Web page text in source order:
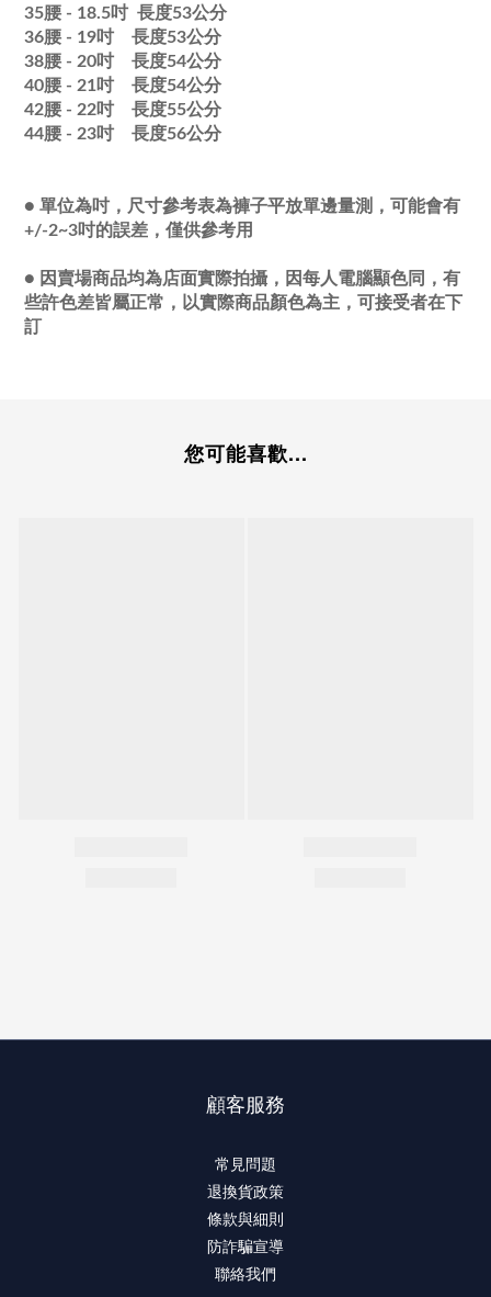
35腰 - 18.5吋 長度53公分
36腰 - 19吋 長度53公分
38腰 - 20吋 長度54公分
40腰 - 21吋 長度54公分
42腰 - 22吋 長度55公分
44腰 - 23吋 長度56公分
● 單位為吋，尺寸參考表為褲子平放單邊量測，可能會有
+/-2~3吋的誤差，僅供參考用
● 因賣場商品均為店面實際拍攝，因每人電腦顯色同，有
些許色差皆屬正常，以實際商品顏色為主，可接受者在下
訂
您可能喜歡...
顧客服務
常見問題
退換貨政策
條款與細則
防詐騙宣導
聯絡我們